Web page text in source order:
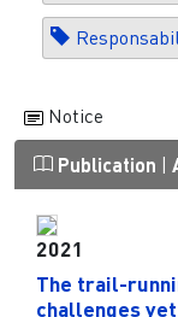
Notice
Publication |
2021
The trail-
challenges yet